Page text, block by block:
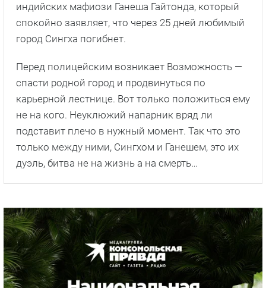
индийских мафиози Ганеша Гайтонда, который
спокойно заявляет, что через 25 дней любимый
город Сингха погибнет.
Перед полицейским возникает Возможность —
спасти родной город и продвинуться по
карьерной лестнице. Вот только положиться ему
не на кого. Неуклюжий напарник вряд ли
подставит плечо в нужный момент. Так что это
только между ними, Сингхом и Ганешем, это их
дуэль, битва не на жизнь а на смерть…